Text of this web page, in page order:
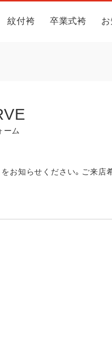
紋付袴 卒業式袴
ーム
知らせください。ご来店